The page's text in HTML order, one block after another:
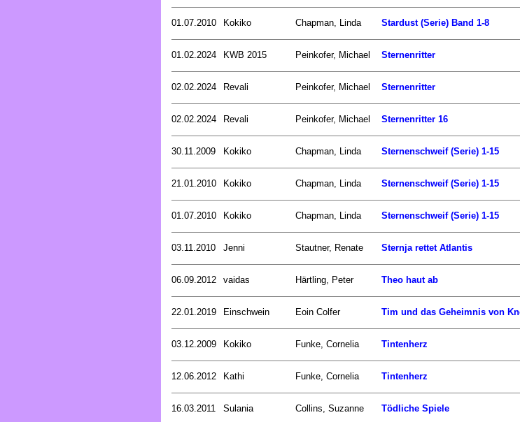
01.07.2010 Kokiko Chapman, Linda Stardust (Serie) Band 1-8
01.02.2024 KWB 2015 Peinkofer, Michael Sternenritter
02.02.2024 Revali Peinkofer, Michael Sternenritter
02.02.2024 Revali Peinkofer, Michael Sternenritter 16
30.11.2009 Kokiko Chapman, Linda Sternenschweif (Serie) 1-15
21.01.2010 Kokiko Chapman, Linda Sternenschweif (Serie) 1-15
01.07.2010 Kokiko Chapman, Linda Sternenschweif (Serie) 1-15
03.11.2010 Jenni Stautner, Renate Sternja rettet Atlantis
06.09.2012 vaidas Härtling, Peter Theo haut ab
22.01.2019 Einschwein Eoin Colfer Tim und das Geheimnis von
03.12.2009 Kokiko Funke, Cornelia Tintenherz
12.06.2012 Kathi Funke, Cornelia Tintenherz
16.03.2011 Sulania Collins, Suzanne Tödliche Spiele